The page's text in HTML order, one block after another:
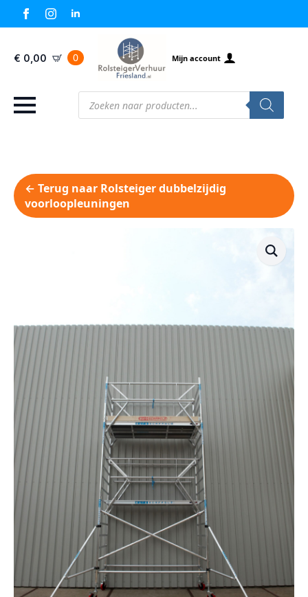
€ 0,00 0 Mijn account
Producten
zoeken
← Terug naar Rolsteiger dubbelzijdig
voorloopleuningen